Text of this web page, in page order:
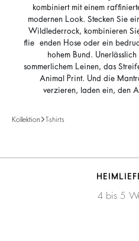
kombiniert mit einem
modernen Look. Stecken Sie
Wildlederrock, kombinieren
fließenden Hose oder ein
hohem Bund.
sommerlichem Leinen, das
Animal Print. Und die
verzieren, laden ein, den
Kollektion T-shirts
4 bis 5